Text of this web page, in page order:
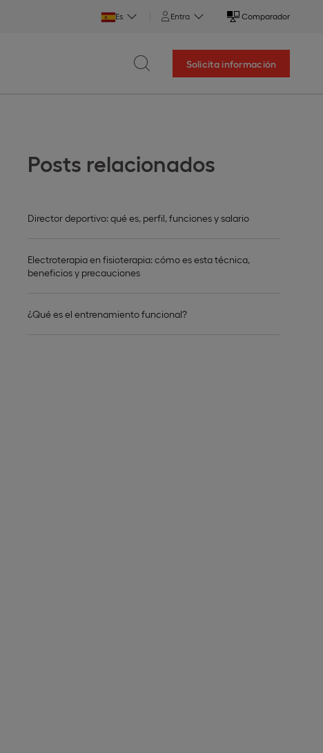
Es Entra Comparador
Solicita información
Posts relacionados
Director deportivo: qué es, perfil, funciones y salario
Electroterapia en fisioterapia: cómo es esta técnica,
beneficios y precauciones
¿Qué es el entrenamiento funcional?